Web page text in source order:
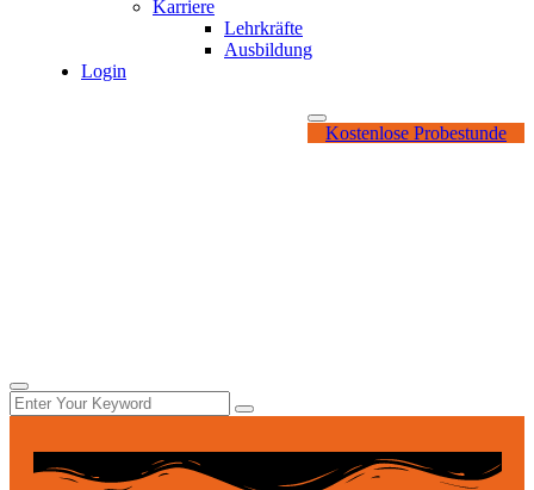
Karriere
Lehrkräfte
Ausbildung
Login
Kostenlose Probestunde